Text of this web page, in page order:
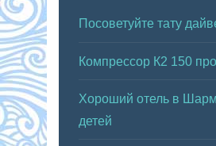
Посоветуйте тату
Компрессор К2 150
Хороший отель в
детей